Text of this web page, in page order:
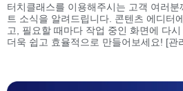
터치클래스를 이용해주시는 고객 여러
트 소식을 알려드립니다. 콘텐츠 에디터
고, 필요할 때마다 작업 중인 화면에 다
더욱 쉽고 효율적으로 만들어보세요! [관